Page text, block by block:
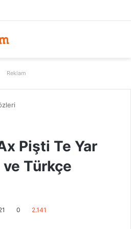
Reklam
Pişti Te Yar
ve Türkçe
0 2.141